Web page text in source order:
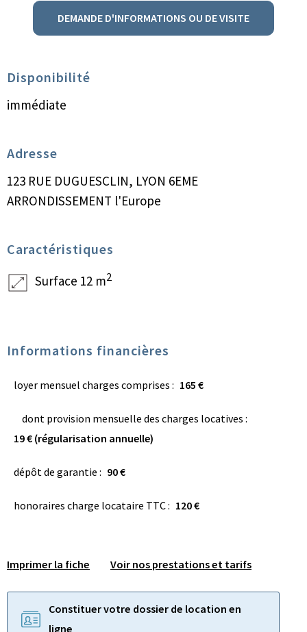
DEMANDE D'INFORMATIONS OU DE VISITE
Disponibilité
immédiate
Adresse
123 RUE DUGUESCLIN, LYON 6EME
ARRONDISSEMENT l'Europe
Caractéristiques
Surface 12 m2
Informations financières
loyer mensuel charges comprises : 165 €
dont provision mensuelle des charges locatives :
19 € (régularisation annuelle)
dépôt de garantie : 90 €
honoraires charge locataire TTC : 120 €
Imprimer la fiche Voir nos prestations et tarifs
Constituer votre dossier de location en
ligne